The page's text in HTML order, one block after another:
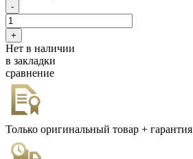
Нет в наличии
в закладки
сравнение
Только оригинальный товар + гарантия